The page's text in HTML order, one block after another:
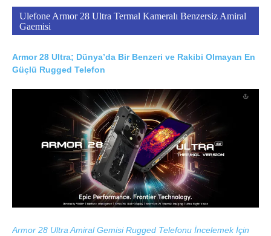
Ulefone Armor 28 Ultra Termal Kameralı Benzersiz Amiral
Gaemisi
Armor 28 Ultra; Dünya’da Bir Benzeri ve Rakibi Olmayan En
Güçlü Rugged Telefon
Armor 28 Ultra Amiral Gemisi Rugged Telefonu İncelemek İçin